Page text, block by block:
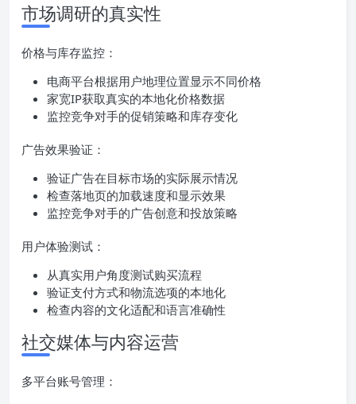
市场调研的真实性
价格与库存监控：
电商平台根据用户地理位置显示不同价格
家宽IP获取真实的本地化价格数据
监控竞争对手的促销策略和库存变化
广告效果验证：
验证广告在目标市场的实际展示情况
检查落地页的加载速度和显示效果
监控竞争对手的广告创意和投放策略
用户体验测试：
从真实用户角度测试购买流程
验证支付方式和物流选项的本地化
检查内容的文化适配和语言准确性
社交媒体与内容运营
多平台账号管理：